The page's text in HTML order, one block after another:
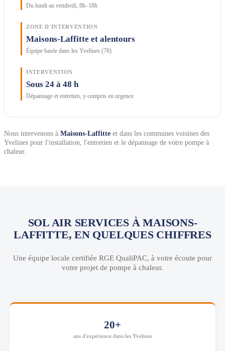
Du lundi au vendredi, 8h–18h
ZONE D'INTERVENTION
Maisons-Laffitte et alentours
Équipe basée dans les Yvelines (78)
INTERVENTION
Sous 24 à 48 h
Dépannage et entretien, y compris en urgence
Nous intervenons à Maisons-Laffitte et dans les communes voisines des
Yvelines pour l'installation, l'entretien et le dépannage de votre pompe à
chaleur.
SOL AIR SERVICES À MAISONS-
LAFFITTE, EN QUELQUES CHIFFRES
Une équipe locale certifiée RGE QualiPAC, à votre écoute pour
votre projet de pompe à chaleur.
20+
ans d'expérience dans les Yvelines